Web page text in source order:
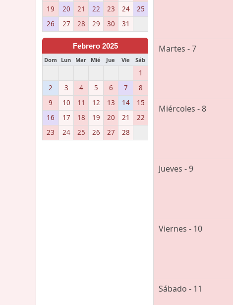
19
20 21 22 23 24
25
26
27 28 29 30 31
Febrero 2025
Dom Lun Mar Mié Jue Vie Sáb
1
2
3 4 5 6 7
8
9
10 11 12 13 14
15
16
17 18 19 20 21
22
23
24 25 26 27 28
Martes - 7
Miércoles - 8
Jueves - 9
Viernes - 10
Sábado - 11